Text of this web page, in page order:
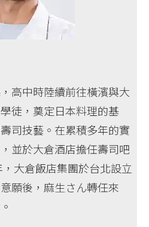
高中時陸續前往橫濱與大
徒，奠定日本料理的基
司技藝。在累積多年的實
並於大倉酒店擔任壽司吧
大倉飯店集團於台北設立
願後，麻生さん轉任來